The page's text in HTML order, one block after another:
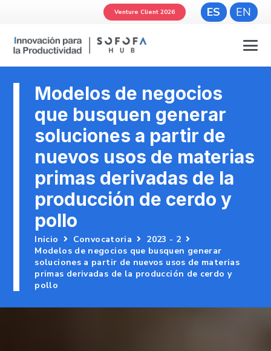
Venture Client 2026 ES EN
Modelos de negocios
que busquen generar
soluciones a partir de
nuevos usos de materias
primas derivadas de la
producción de cerdo y
pollo
Inicio Convocatoria
2023 - 2
Modelos de negocios que busquen generar
soluciones a partir de nuevos usos de materias
primas derivadas de la producción de cerdo y
pollo